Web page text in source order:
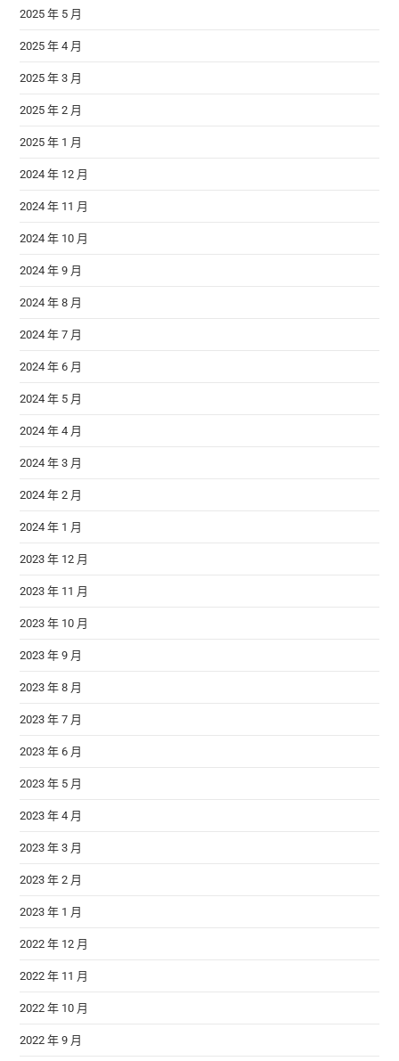
2025 年 5 月
2025 年 4 月
2025 年 3 月
2025 年 2 月
2025 年 1 月
2024 年 12 月
2024 年 11 月
2024 年 10 月
2024 年 9 月
2024 年 8 月
2024 年 7 月
2024 年 6 月
2024 年 5 月
2024 年 4 月
2024 年 3 月
2024 年 2 月
2024 年 1 月
2023 年 12 月
2023 年 11 月
2023 年 10 月
2023 年 9 月
2023 年 8 月
2023 年 7 月
2023 年 6 月
2023 年 5 月
2023 年 4 月
2023 年 3 月
2023 年 2 月
2023 年 1 月
2022 年 12 月
2022 年 11 月
2022 年 10 月
2022 年 9 月